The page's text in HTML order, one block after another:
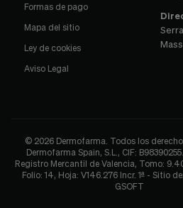
Formas de pago
Mapa del sitio
Ley de cookies
Aviso Legal
© 2026 Dermofarma. Todos los
Dermofarma Spain, S.L., CIF:
Registro Mercantil de Valencia, Tomo:
Folio: 14, Hoja: V146.276 Incr. 1ª - Sitio
GSOFT